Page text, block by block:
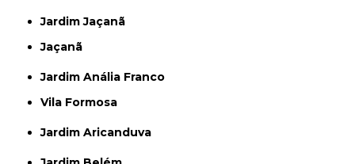
Jardim Jaçanã
Jaçanã
Jardim Anália Franco
Vila Formosa
Jardim Aricanduva